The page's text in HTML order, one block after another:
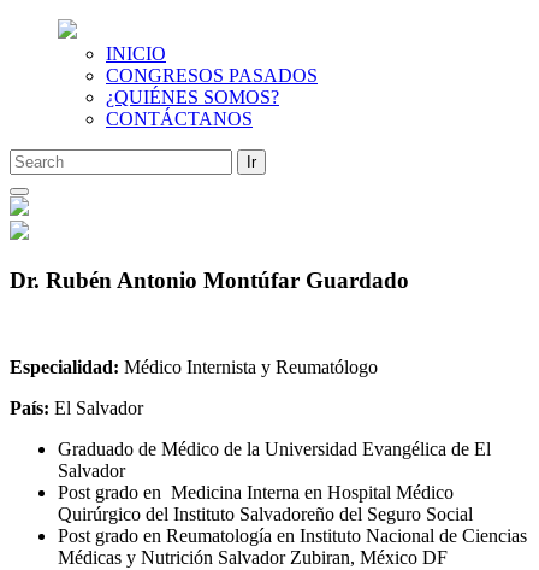
INICIO
CONGRESOS PASADOS
¿QUIÉNES SOMOS?
CONTÁCTANOS
Saltar
al
contenido
Dr. Rubén Antonio Montúfar Guardado
Especialidad: Médico Internista y Reumatólogo
País: El Salvador
Graduado de Médico de la Universidad Evangélica de El
Salvador
Post grado en Medicina Interna en Hospital Médico
Quirúrgico del Instituto Salvadoreño del Seguro Social
Post grado en Reumatología en Instituto Nacional de Ciencias
Médicas y Nutrición Salvador Zubiran, México DF